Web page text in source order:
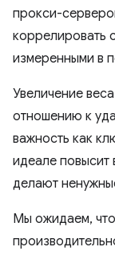
прокси-
коррелировать
измеренными в
Увеличение
отношению к
важность как
идеале повысит
делают
Мы ожидаем, что